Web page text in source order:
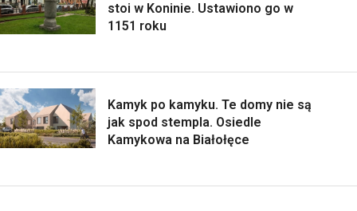
stoi w Koninie. Ustawiono go w
1151 roku
Kamyk po kamyku. Te domy nie są
jak spod stempla. Osiedle
Kamykowa na Białołęce